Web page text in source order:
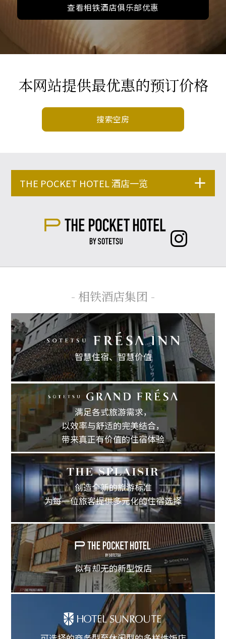
查看相铁酒店俱乐部优惠
本网站提供最优惠的预订价格
搜索空房
THE POCKET HOTEL 酒店一览
- 相铁酒店集团 -
智慧住宿、智慧价值
满足各式旅游需求，
以效率与舒适的完美结合，
带来真正有价值的住宿体验
创造全新的旅游标准
为每一位旅客提供多元化的住宿选择
似有却无的新型饭店